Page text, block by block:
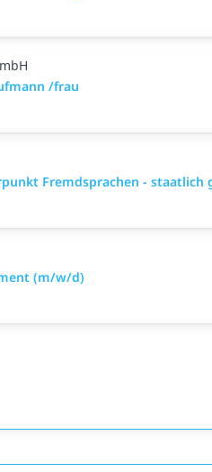
/frau
Fremdsprachen - staatlich
(m/w/d)